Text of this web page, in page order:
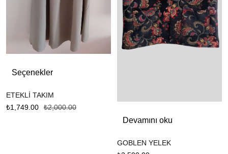
Seçenekler
ETEKLİ TAKIM
₺2,000.00
₺1,749.00
Devamını oku
GOBLEN YELEK